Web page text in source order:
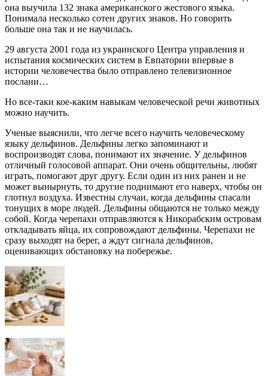
она выучила 132 знака американского жестового языка.
Понимала несколько сотен других знаков. Но говорить
больше она так и не научилась.
29 августа 2001 года из украинского Центра управления и
испытания космических систем в Евпатории впервые в
истории человечества было отправлено телевизионное
послани…
Но все-таки кое-каким навыкам человеческой речи животных
можно научить.
Ученые выяснили, что легче всего научить человеческому
языку дельфинов. Дельфины легко запоминают и
воспроизводят слова, понимают их значение. У дельфинов
отличный голосовой аппарат. Они очень общительны, любят
играть, помогают друг другу. Если один из них ранен и не
может вынырнуть, то другие поднимают его наверх, чтобы он
глотнул воздуха. Известны случаи, когда дельфины спасали
тонущих в море людей. Дельфины общаются не только между
собой. Когда черепахи отправляются к Никорабским островам
откладывать яйца, их сопровождают дельфины. Черепахи не
сразу выходят на берег, а ждут сигнала дельфинов,
оценивающих обстановку на побережье.